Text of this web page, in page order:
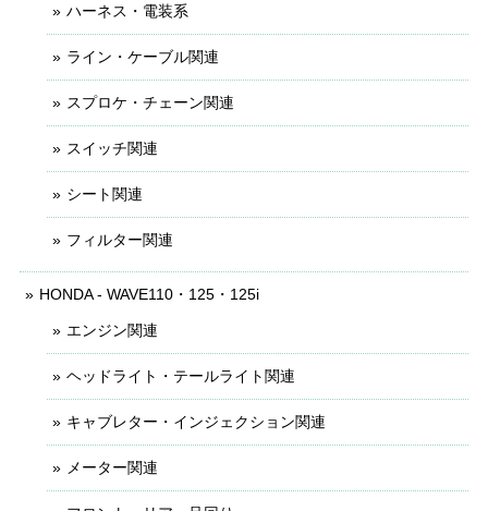
ハーネス・電装系
ライン・ケーブル関連
スプロケ・チェーン関連
スイッチ関連
シート関連
フィルター関連
HONDA - WAVE110・125・125i
エンジン関連
ヘッドライト・テールライト関連
キャブレター・インジェクション関連
メーター関連